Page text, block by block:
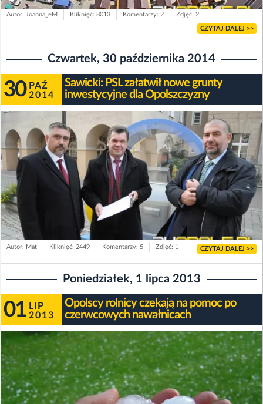
Autor: Joanna_eM Kliknięć: 8013 Komentarzy: 2 Zdjęć: 2
CZYTAJ DALEJ >>
Czwartek, 30 października 2014
30 PAŹ
2014
Sawicki: PSL załatwił nowe grunty
inwestycyjne dla Opolszczyzny
Autor: Mat Kliknięć: 2449 Komentarzy: 5 Zdjęć: 1 CZYTAJ DALEJ >>
Poniedziałek, 1 lipca 2013
01 LIP
2013
Opolscy rolnicy czekają na pomoc po
czerwcowych nawałnicach